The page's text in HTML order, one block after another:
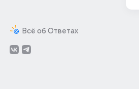
Всё об Ответах